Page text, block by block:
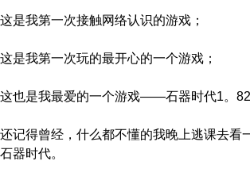
这是我第一次接触网络认识的游戏；
这是我第一次玩的最开心的一个游戏；
这也是我最爱的一个游戏——石器时代1。82
还记得曾经，什么都不懂的我晚上逃课去
石器时代。